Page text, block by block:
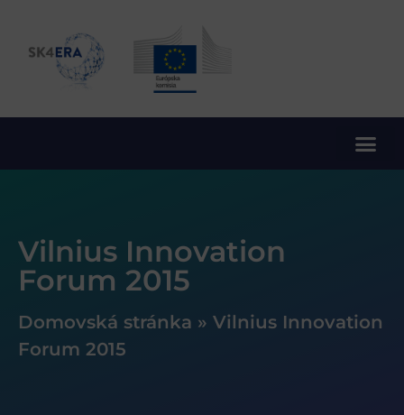
Vilnius Innovation
Forum 2015
Domovská stránka » Vilnius Innovation
Forum 2015